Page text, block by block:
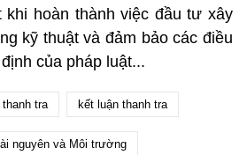
khi hoàn thành việc đầu tư xây
kỹ thuật và đảm bảo các điều
của pháp luật...
thanh tra kết luận thanh tra
nguyên và Môi trường